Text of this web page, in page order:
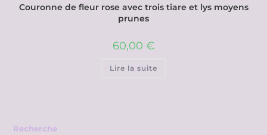
Couronne de fleur rose avec trois tiare et lys moyens
prunes
60,00 €
Lire la suite
Recherche